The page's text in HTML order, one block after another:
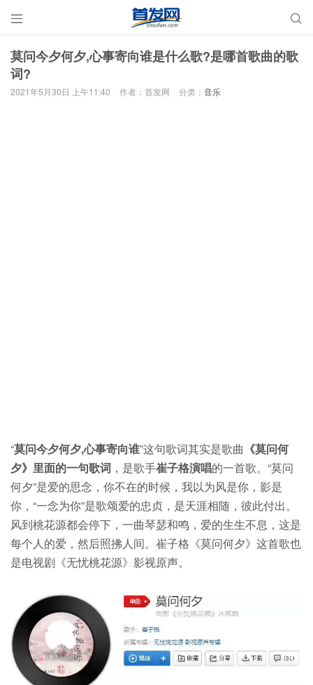
 
莫问今夕何夕,心事寄向谁是什么歌?是哪首歌曲的歌
词?
2021年5月30日 上午11:40 作者：首发网 分类： 音乐
“莫问今夕何夕,心事寄向谁”这句歌词其实是歌曲 《莫问何
夕》里面的一句歌词 ，是歌手崔子格演唱的一首歌。“莫问
何夕”是爱的思念，你不在的时候，我以为风是你，影是
你，“一念为你”是歌颂爱的忠贞，是天涯相随，彼此付出。
风到桃花源都会停下，一曲琴瑟和鸣，爱的生生不息，这是
每个人的爱，然后照拂人间。崔子格《莫问何夕》这首歌也
是电视剧《无忧桃花源》影视原声。